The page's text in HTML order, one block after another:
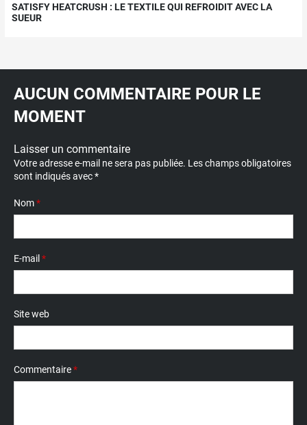
SATISFY HEATCRUSH : LE TEXTILE QUI REFROIDIT AVEC LA
SUEUR
AUCUN COMMENTAIRE POUR LE
MOMENT
Laisser un commentaire
Votre adresse e-mail ne sera pas publiée. Les champs obligatoires
sont indiqués avec*
Nom*
E-mail *
Site web
Commentaire*